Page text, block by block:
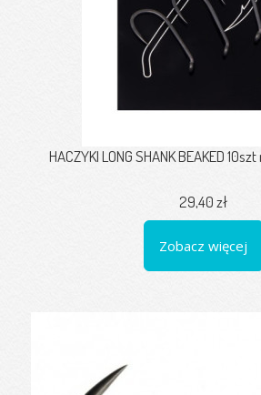
HACZYKI LONG SHANK BEAKED
29,40 zł
Zobacz więcej